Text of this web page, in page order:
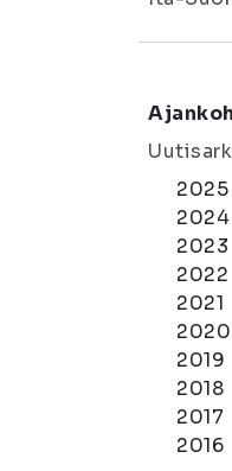
2025
2024
2023
2022
2021
2020
2019
2018
2017
2016